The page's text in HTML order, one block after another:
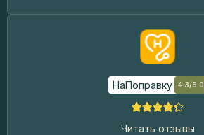
НаПоправку 4.3/5.0
Читать отзывы